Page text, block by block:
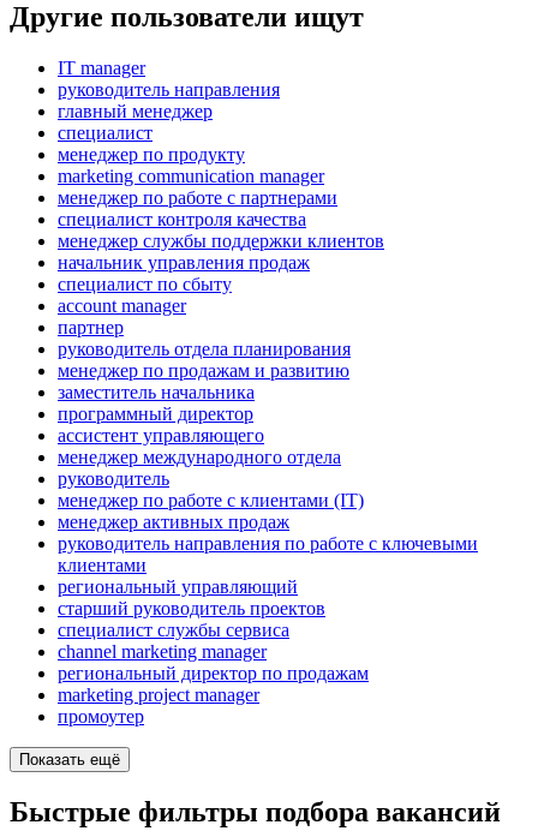
Другие пользователи ищут
IT manager
руководитель направления
главный менеджер
специалист
менеджер по продукту
marketing communication manager
менеджер по работе с партнерами
специалист контроля качества
менеджер службы поддержки клиентов
начальник управления продаж
специалист по сбыту
account manager
партнер
руководитель отдела планирования
менеджер по продажам и развитию
заместитель начальника
программный директор
ассистент управляющего
менеджер международного отдела
руководитель
менеджер по работе с клиентами (IT)
менеджер активных продаж
руководитель направления по работе с ключевыми
клиентами
региональный управляющий
старший руководитель проектов
специалист службы сервиса
channel marketing manager
региональный директор по продажам
marketing project manager
промоутер
Показать ещё
Быстрые фильтры подбора вакансий